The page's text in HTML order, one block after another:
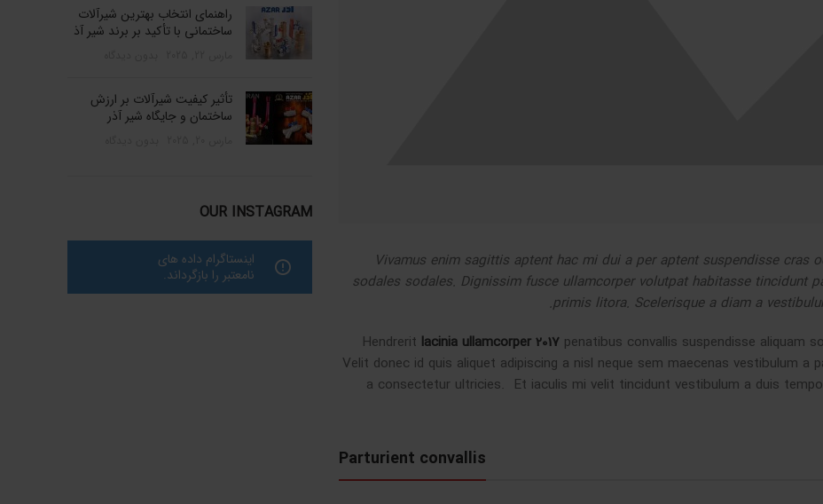
Vivamus enim sagittis aptent hac mi dui a per aptent suspendisse cras
sodales sodales. Dignissim fusce ullamcorper volutpat habitasse tincidunt
primis litora. Scelerisque a diam a
Hendrerit lacinia ullamcorper 2017 penatibus convallis suspendisse aliquam
Velit donec id quis aliquet adipiscing a nisl neque sem maecenas vestibulum
a consectetur ultricies. Et iaculis mi velit tincidunt vestibulum a duis
Parturient convallis
راهنمای انتخاب بهترین شیرآلات
ساختمانی با تأکید بر برند شیر آذ
تأثیر کیفیت شیرآلات بر ارزش
ساختمان و جایگاه شیر آذر
OUR INSTAGRAM
اینستاگرام داده های
نامعتبر را بازگرداند.